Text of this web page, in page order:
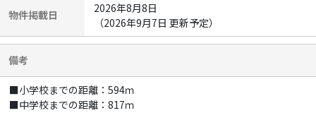
物件掲載日
2026年8月8日
（2026年9月7日 更新予定）
備考
■小学校までの距離：594ｍ
■中学校までの距離：817ｍ